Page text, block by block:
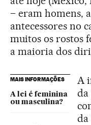
– eram homens,
antecessores no
muitos os rostos
a maioria dos
MAIS INFORMAÇÕES
A lei é feminina
ou masculina?
A
da